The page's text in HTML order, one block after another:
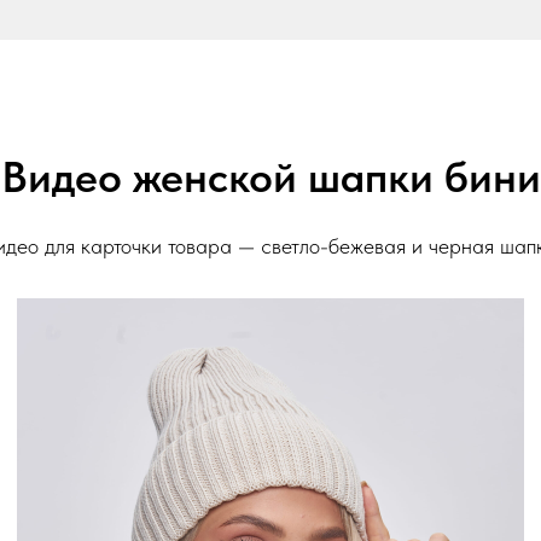
Видео женской шапки бини
для карточки товара — светло-бежевая и черная